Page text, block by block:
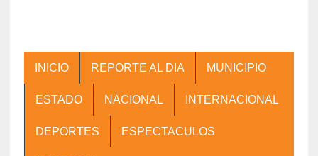
INICIO REPORTE AL DIA MUNICIPIO
ESTADO NACIONAL INTERNACIONAL
DEPORTES ESPECTACULOS